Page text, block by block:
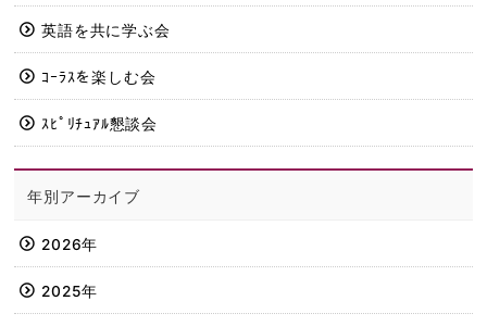
英語を共に学ぶ会
ｺｰﾗｽを楽しむ会
ｽﾋﾟﾘﾁｭｱﾙ懇談会
年別アーカイブ
2026年
2025年